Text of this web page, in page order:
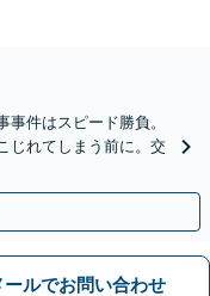
事件はスピード勝負。
じれてしまう前に。交
ールでお問い合わせ